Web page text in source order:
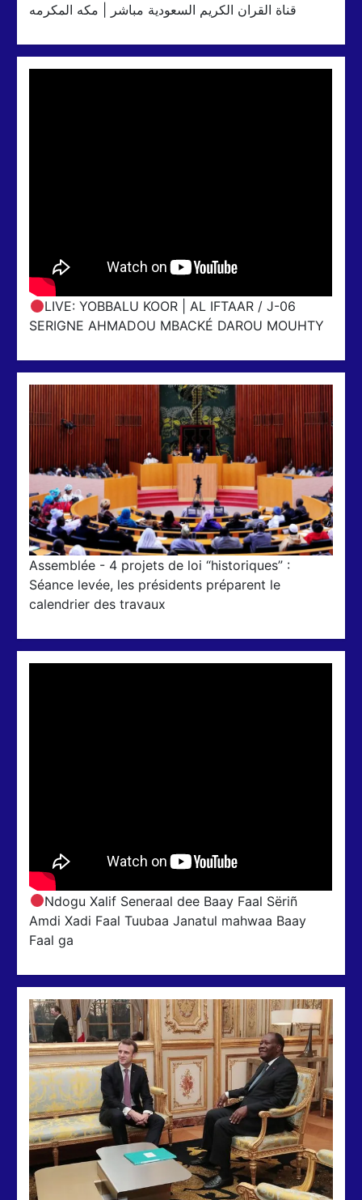
قناة القران الكريم السعودية مباشر | مكه المكرمه
LIVE: YOBBALU KOOR | AL IFTAAR / J-06
SERIGNE AHMADOU MBACKÉ DAROU MOUHTY
Assemblée - 4 projets de loi “historiques” :
Séance levée, les présidents préparent le
calendrier des travaux
Ndogu Xalif Seneraal dee Baay Faal Sëriñ
Amdi Xadi Faal Tuubaa Janatul mahwaa Baay
Faal ga